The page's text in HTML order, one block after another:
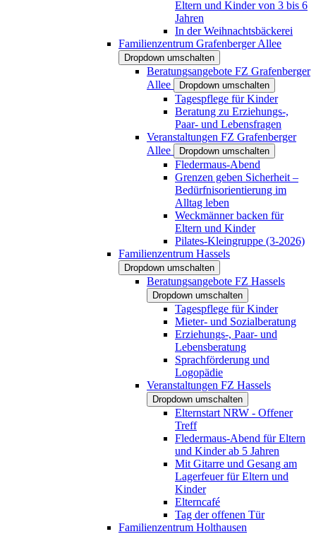
Eltern und Kinder von 3 bis 6
Jahren
In der Weihnachtsbäckerei
Familienzentrum Grafenberger Allee
Dropdown umschalten
Beratungsangebote FZ Grafenberger
Allee
Dropdown umschalten
Tagespflege für Kinder
Beratung zu Erziehungs-,
Paar- und Lebensfragen
Veranstaltungen FZ Grafenberger
Allee
Dropdown umschalten
Fledermaus-Abend
Grenzen geben Sicherheit –
Bedürfnisorientierung im
Alltag leben
Weckmänner backen für
Eltern und Kinder
Pilates-Kleingruppe (3-2026)
Familienzentrum Hassels
Dropdown umschalten
Beratungsangebote FZ Hassels
Dropdown umschalten
Tagespflege für Kinder
Mieter- und Sozialberatung
Erziehungs-, Paar- und
Lebensberatung
Sprachförderung und
Logopädie
Veranstaltungen FZ Hassels
Dropdown umschalten
Elternstart NRW - Offener
Treff
Fledermaus-Abend für Eltern
und Kinder ab 5 Jahren
Mit Gitarre und Gesang am
Lagerfeuer für Eltern und
Kinder
Elterncafé
Tag der offenen Tür
Familienzentrum Holthausen